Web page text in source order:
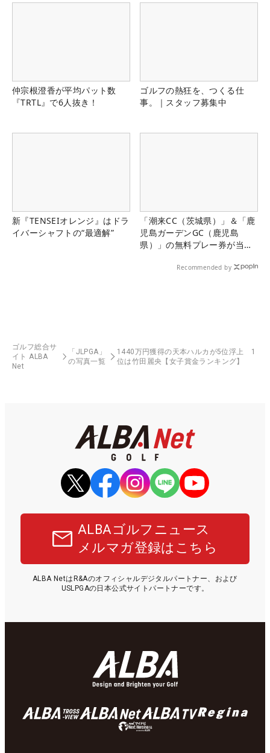
仲宗根澄香が平均パット数
『TRTL』で6人抜き！
ゴルフの熱狂を、つくる仕
事。｜スタッフ募集中
新『TENSEIオレンジ』はドラ
イバーシャフトの“最適解”
「潮来CC（茨城県）」＆「鹿
児島ガーデンGC（鹿児島
県）」の無料プレー券が当た
Recommended by
ゴルフ総合サ
イト ALBA
Net
「JLPGA」
の写真一覧
1440万円獲得の天本ハルカが5位浮上 1
位は竹田麗央【女子賞金ランキング】
ALBAゴルフニュース
メルマガ登録はこちら
ALBA NetはR&Aのオフィシャルデジタルパートナー、および
USLPGAの日本公式サイトパートナーです。